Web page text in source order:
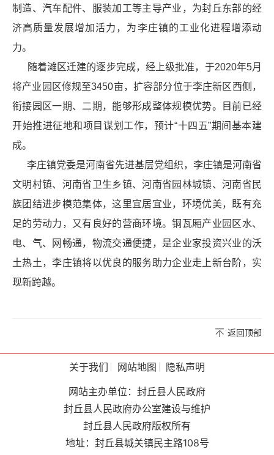
制造、汽车配件、服装加工等主导产业，为封丘东部的经
济高质量发展增加活力，为李庄镇的工业化进程增添动
力。
随着滩区迁建的逐步完成，经上级批准，于2020年5月
将产业园区修规至3450亩，扩容部分位于李庄新区西侧，
衔接园区一期、二期，能够形成整体规模优势。目前已经
开始推进征地和项目谋划工作，预计“十四五”期间基本建
成。
李庄镇党委是河南省先进基层党组织，李庄镇是河南省
文明村镇、河南省卫生乡镇、河南省园林城镇、河南省民
族团结进步模范集体，这里宜居宜业，环境优美，既有充
足的劳动力， 又有良好的营商环境。铜瓦厢产业园区水、
电、气、网畅通，物流交通便捷，是企业家投资兴业的沃
土热土，李庄镇将以优良的服务助力企业走上新台阶，实
现新跨越。
返回顶部
关于我们 网站地图
隐私声明
网站主办单位：封丘县人民政府
封丘县人民政府办公室建设与维护
封丘县人民政府版权所有
地址：封丘县城关镇民主路108号